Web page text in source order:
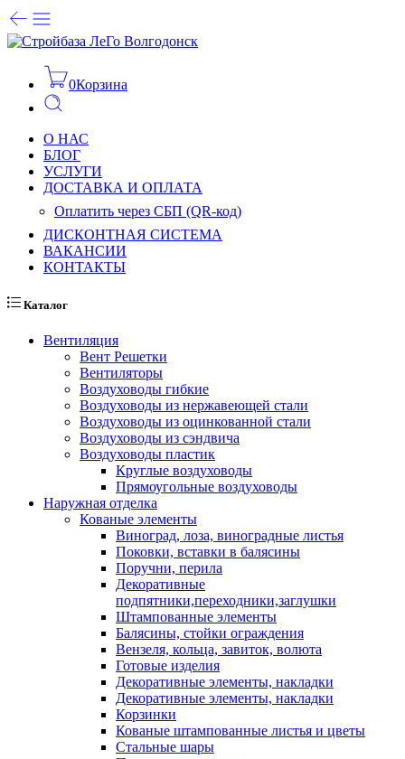
0Корзина
О НАС
БЛОГ
УСЛУГИ
ДОСТАВКА И ОПЛАТА
Оплатить через СБП (QR-код)
ДИСКОНТНАЯ СИСТЕМА
ВАКАНСИИ
КОНТАКТЫ
Каталог
Вентиляция
Вент Решетки
Вентиляторы
Воздуховоды гибкие
Воздуховоды из нержавеющей стали
Воздуховоды из оцинкованной стали
Воздуховоды из сэндвича
Воздуховоды пластик
Круглые воздуховоды
Прямоугольные воздуховоды
Наружная отделка
Кованые элементы
Виноград, лоза, виноградные листья
Поковки, вставки в балясины
Поручни, перила
Декоративные
подпятники,переходники,заглушки
Штампованные элементы
Балясины, стойки ограждения
Вензеля, кольца, завиток, волюта
Готовые изделия
Декоративные элементы, накладки
Декоративные элементы, накладки
Корзинки
Кованые штампованные листья и цветы
Стальные шары